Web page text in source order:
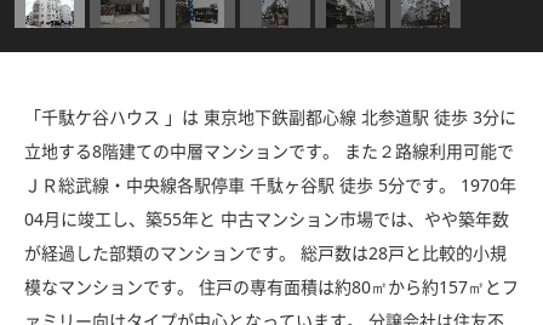
「千駄ケ谷ハウス 」は 東京地下鉄副都心線 北参道駅 徒歩 3分に
立地する8階建ての中層マンションです。 また２路線利用可能で
ＪＲ総武線・中央線各駅停車 千駄ヶ谷駅 徒歩 5分です。 1970年
04月に竣工し、築55年と 中古マンション市場では、やや築年数
が経過した部類のマンションです。 総戸数は28戸と比較的小規
模なマンションです。 住戸の専有面積は約80㎡から約157㎡とフ